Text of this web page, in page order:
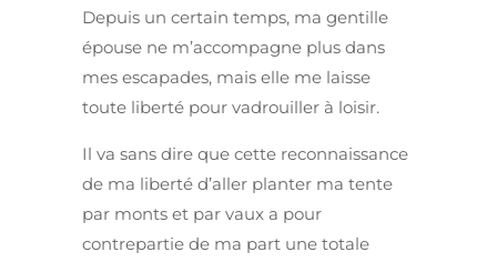
Depuis un certain temps, ma gentille
épouse ne m’accompagne plus dans
mes escapades, mais elle me laisse
toute liberté pour vadrouiller à loisir.
Il va sans dire que cette reconnaissance
de ma liberté d’aller planter ma tente
par monts et par vaux a pour
contrepartie de ma part une totale